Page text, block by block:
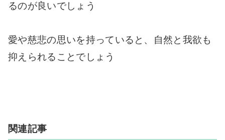
るのが良いでしょう
愛や慈悲の思いを持っていると、自然と我欲も
抑えられることでしょう
関連記事